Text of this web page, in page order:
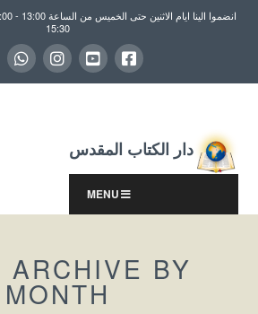
15:30
دار الكتاب المقدس
MENU
ARCHIVE BY
MONTH